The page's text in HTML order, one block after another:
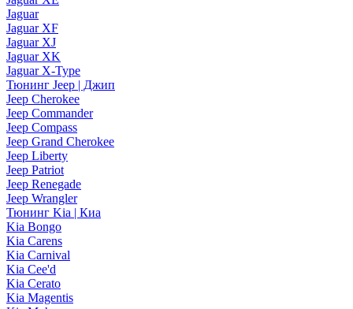
Jaguar
Jaguar XF
Jaguar XJ
Jaguar XK
Jaguar X-Type
Тюнинг Jeep | Джип
Jeep Cherokee
Jeep Commander
Jeep Compass
Jeep Grand Cherokee
Jeep Liberty
Jeep Patriot
Jeep Renegade
Jeep Wrangler
Тюнинг Kia | Киа
Kia Bongo
Kia Carens
Kia Carnival
Kia Cee'd
Kia Cerato
Kia Magentis